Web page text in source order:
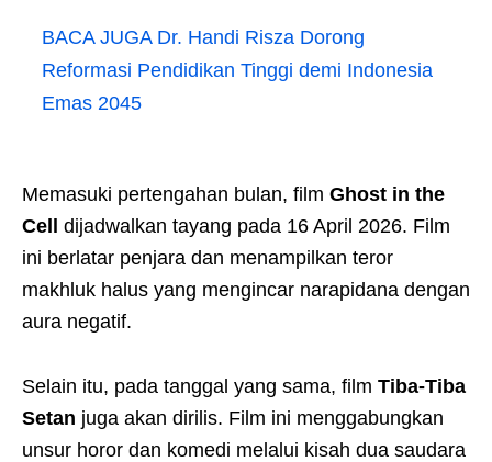
BACA JUGA Dr. Handi Risza Dorong
Reformasi Pendidikan Tinggi demi Indonesia
Emas 2045
Memasuki pertengahan bulan, film Ghost in the
Cell dijadwalkan tayang pada 16 April 2026. Film
ini berlatar penjara dan menampilkan teror
makhluk halus yang mengincar narapidana dengan
aura negatif.
Selain itu, pada tanggal yang sama, film Tiba-Tiba
Setan juga akan dirilis. Film ini menggabungkan
unsur horor dan komedi melalui kisah dua saudara